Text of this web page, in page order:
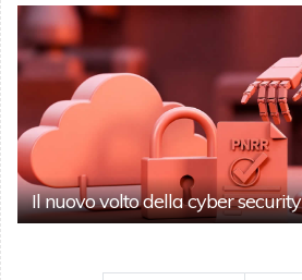
Il nuovo volto della cyber security